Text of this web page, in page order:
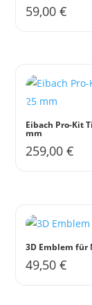
59,00€
Eibach Pro-Kit
mm
259,00€
3D Emblem für
49,50€